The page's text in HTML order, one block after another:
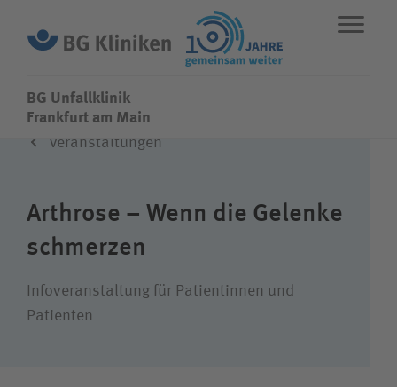
BG Unfallklinik
Leistungen
BG Unfallklinik
Frankfurt am Main
Veranstaltungen
Arthrose – Wenn die Gelenke
schmerzen
Infoveranstaltung für Patientinnen und
Patienten